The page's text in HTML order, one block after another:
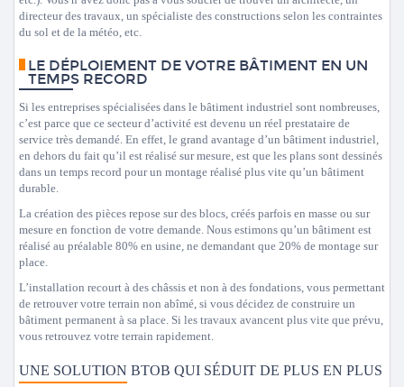
directeur des travaux, un spécialiste des constructions selon les contraintes
du sol et de la météo, etc.
LE DÉPLOIEMENT DE VOTRE BÂTIMENT EN UN
TEMPS RECORD
Si les entreprises spécialisées dans le bâtiment industriel sont nombreuses,
c’est parce que ce secteur d’activité est devenu un réel prestataire de
service très demandé. En effet, le grand avantage d’un bâtiment industriel,
en dehors du fait qu’il est réalisé sur mesure, est que les plans sont dessinés
dans un temps record pour un montage réalisé plus vite qu’un bâtiment
durable.
La création des pièces repose sur des blocs, créés parfois en masse ou sur
mesure en fonction de votre demande. Nous estimons qu’un bâtiment est
réalisé au préalable 80% en usine, ne demandant que 20% de montage sur
place.
L’installation recourt à des châssis et non à des fondations, vous permettant
de retrouver votre terrain non abîmé, si vous décidez de construire un
bâtiment permanent à sa place. Si les travaux avancent plus vite que prévu,
vous retrouvez votre terrain rapidement.
UNE SOLUTION BTOB QUI SÉDUIT DE PLUS EN PLUS